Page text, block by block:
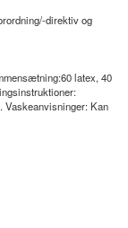
direktiv og
latex, 40
Vaskeanvisninger: Kan